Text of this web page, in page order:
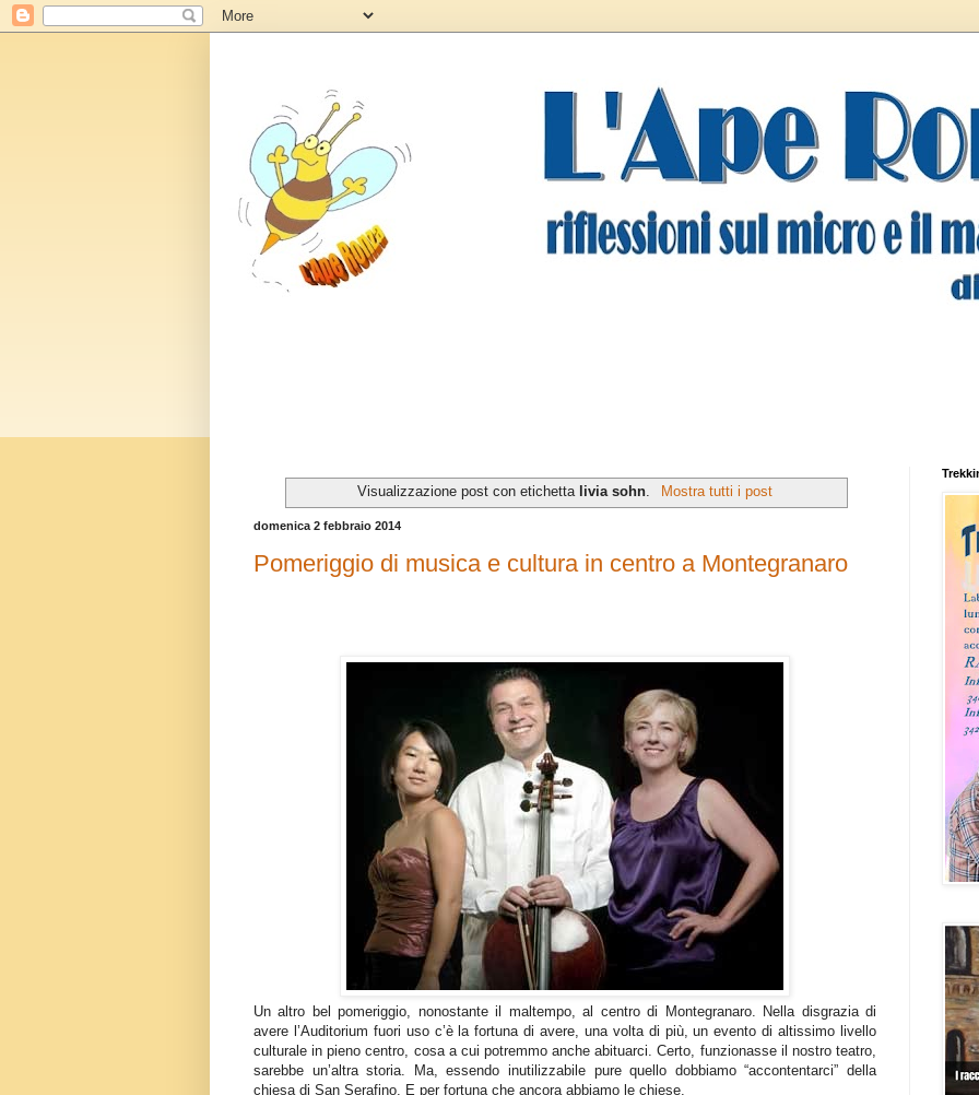
Visualizzazione post con etichetta livia sohn Mostra tutti i post
domenica 2 febbraio 2014
Pomeriggio di musica e cultura in centro a Montegranaro
Un altro bel pomeriggio, nonostante il maltempo, al centro di Montegranaro. Nella disgrazia di
avere l’Auditorium fuori uso c’è la fortuna di avere, una volta di più, un evento di altissimo livello
culturale in pieno centro, cosa a cui potremmo anche abituarci. Certo, funzionasse il nostro teatro,
sarebbe un’altra storia. Ma, essendo inutilizzabile pure quello dobbiamo “accontentarci” della
chiesa di San Serafino. E per fortuna che ancora abbiamo le chiese.